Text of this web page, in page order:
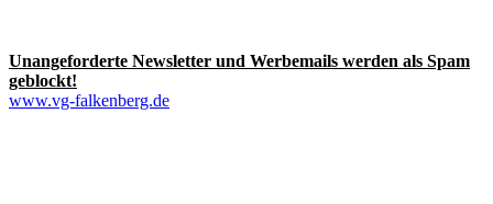
Unangeforderte Newsletter und Werbemails werden als Spam
geblockt!
www.vg-falkenberg.de